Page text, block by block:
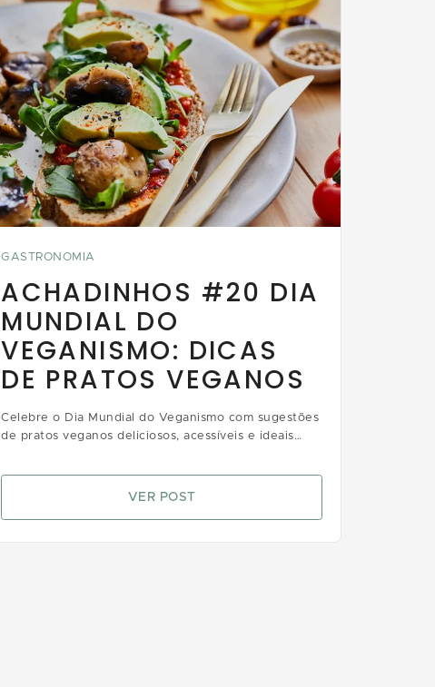
GASTRONOMIA
ACHADINHOS #20 DIA
MUNDIAL DO
VEGANISMO: DICAS
DE PRATOS VEGANOS
Celebre o Dia Mundial do Veganismo com sugestões
de pratos veganos deliciosos, acessíveis e ideais
VER POST